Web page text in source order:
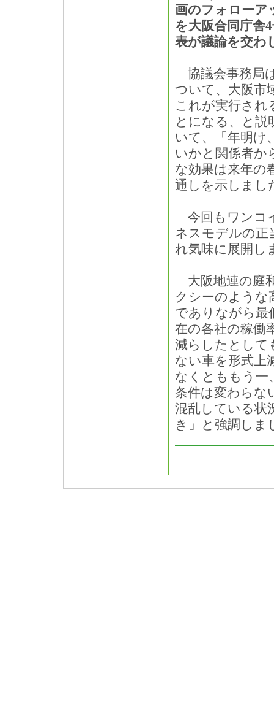
画のフォローア
を大阪合同庁舎
表が議論を交わ
協議会事務局
ついて、大阪市
これが実行され
とになる、と説
いて、「年明け
いかと関係者か
な効果は来年の
通しを示しまし
今回もワンコ
ネスモデルの正
れ気味に展開し
大阪地連の庭
クシーのような
でありながら最
在の各社の稼働
減らしたとして
ない車を形式上
なくとももう一
条件は変わらな
混乱している状
き」と強調しま